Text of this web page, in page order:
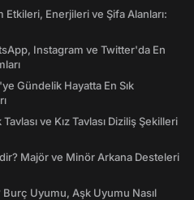
Etkileri, Enerjileri ve Şifa Alanları:
Instagram ve Twitter'da En
Gündelik Hayatta En Sık
ve Kız Tavlası Diziliş Şekilleri
Majör ve Minör Arkana Desteleri
Uyumu, Aşk Uyumu Nasıl